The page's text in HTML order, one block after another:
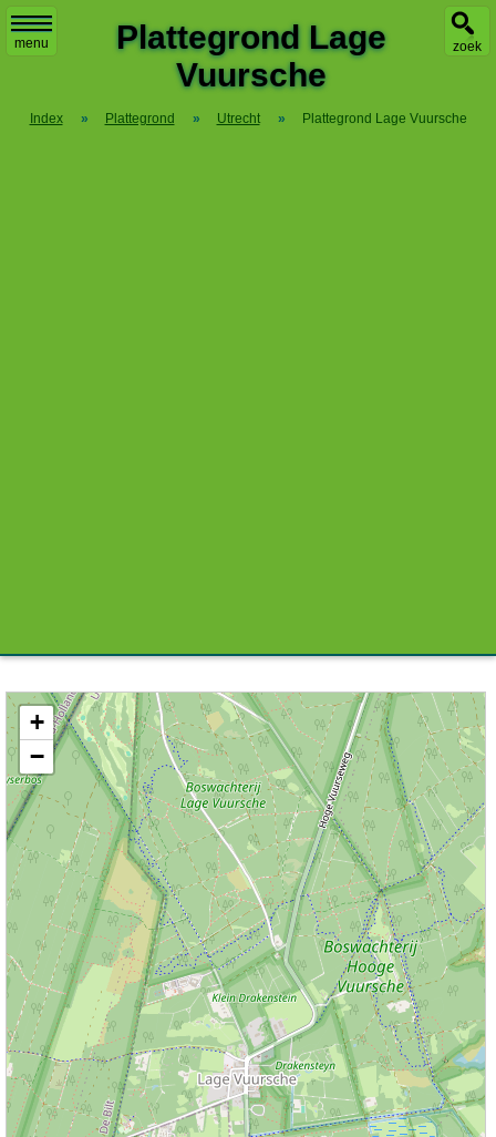
menu zoek
Plattegrond Lage
Vuursche
Index » Plattegrond » Utrecht » Plattegrond Lage Vuursche
Kaart / Plattegrond Lage Vuursche centrum
+
−